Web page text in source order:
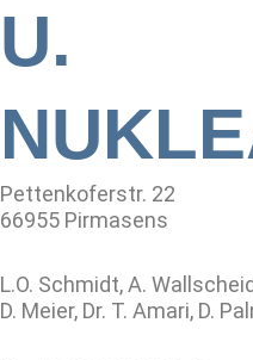
U.
Pettenkoferstr. 22
66955 Pirmasens
L.O. Schmidt, A.
D. Meier, Dr. T. Amari, D.